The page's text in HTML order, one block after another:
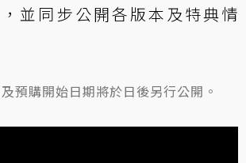
並同步公開各版本及特典情
預購開始日期將於日後另行公開。